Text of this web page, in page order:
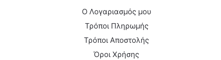
Ο Λογαριασμός μου
Τρόποι Πληρωμής
Τρόποι Αποστολής
Όροι Χρήσης